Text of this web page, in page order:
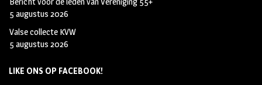
5 augustus 2026
Valse collecte KVW
5 augustus 2026
LIKE ONS OP FACEBOOK!